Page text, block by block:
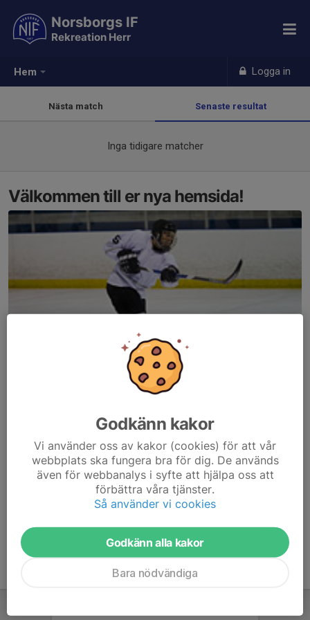
Hem Logga in
Norsborgs IF
Rekreation Herr
Nästa match Senaste resultat
Inga tidigare matcher
Välkommen till er nya hemsida!
Här hamnar automatiskt de senaste nyheterna på hemsidan. För
att kunna börja administrera hemsidan loggar du in högst upp till
höger.
Godkänn kakor
Vi använder oss av kakor (cookies) för att vår
webbplats ska fungera bra för dig. De används
även för webbanalys i syfte att hjälpa oss att
förbättra våra tjänster.
Så använder vi cookies
Godkänn alla kakor
Bara nödvändiga